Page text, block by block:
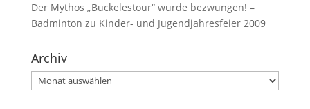
Der Mythos „Buckelestour“ wurde bezwungen! –
Badminton zu Kinder- und Jugendjahresfeier 2009
Archiv